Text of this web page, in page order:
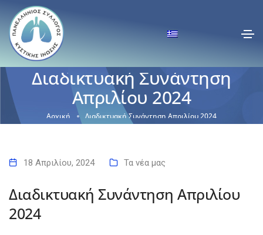
Διαδικτυακή Συνάντηση
Απριλίου 2024
Αρχική Διαδικτυακή Συνάντηση Απριλίου 2024
18 Απριλίου, 2024 Τα νέα μας
Διαδικτυακή Συνάντηση Απριλίου
2024